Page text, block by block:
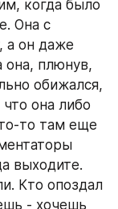
когда было
Она с
а он даже
она, плюнув,
обижался,
она либо
то там еще
выходите.
Кто опоздал
- хочешь